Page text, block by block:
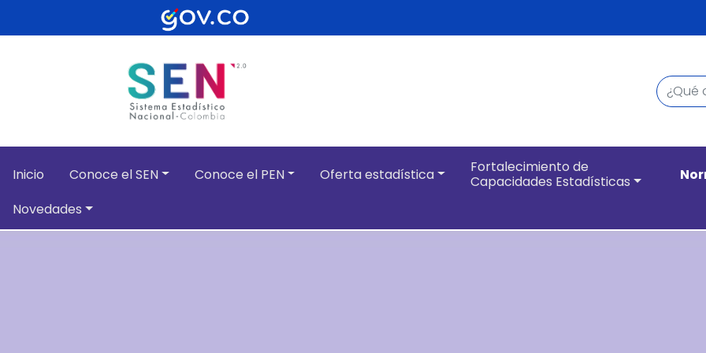
Pasar al contenido principal
Buscar
Navegación
Inicio Conoce el SEN Conoce el PEN Oferta estadística
Fortalecimiento de
Capacidades Estadísticas
Novedades